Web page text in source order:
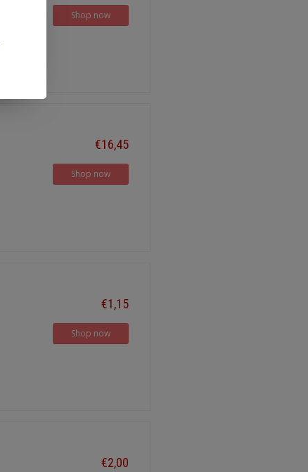
Shop now
€16,45
Shop now
€1,15
Shop now
€2,00